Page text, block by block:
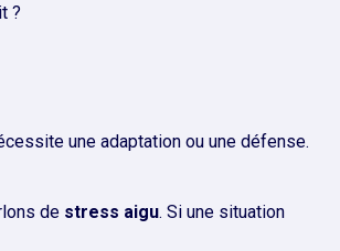
?
une adaptation ou une défense.
de stress aigu. Si une situation